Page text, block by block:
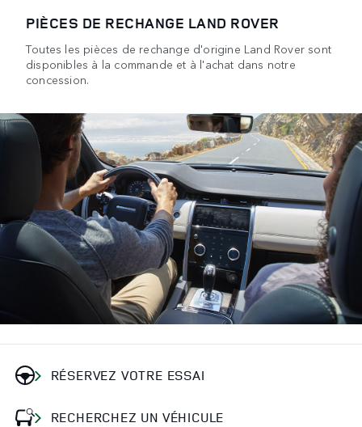
PIÈCES DE RECHANGE LAND ROVER
Toutes les pièces de rechange d'origine Land Rover sont
disponibles à la commande et à l'achat dans notre
concession.
RÉSERVEZ VOTRE ESSAI
RECHERCHEZ UN VÉHICULE